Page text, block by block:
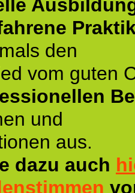
den
vom guten
und
aus.
dazu auch